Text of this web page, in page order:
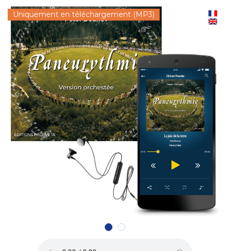
Uniquement en téléchargement (MP3)